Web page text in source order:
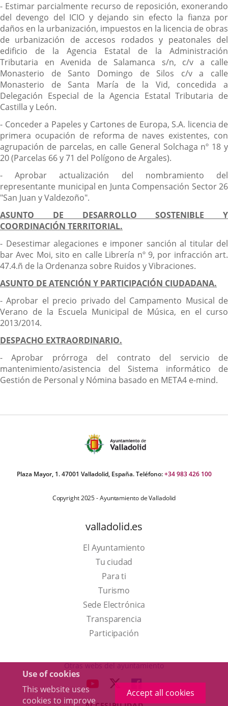
Use of cookies
This website uses
cookies to improve
Accept all cookies
- Estimar parcialmente recurso de reposición, exonerando
del devengo del ICIO y dejando sin efecto la fianza por
daños en la urbanización, impuestos en la licencia de obras
de urbanización de accesos rodados y peatonales del
edificio de la Agencia Estatal de la Administración
Tributaria en Avenida de Salamanca s/n, c/v a calle
Monasterio de Santo Domingo de Silos c/v a calle
Monasterio de Santa María de la Vid, concedida a
Delegación Especial de la Agencia Estatal Tributaria de
Castilla y León.
- Conceder a Papeles y Cartones de Europa, S.A. licencia de
primera ocupación de reforma de naves existentes, con
agrupación de parcelas, en calle General Solchaga nº 18 y
20 (Parcelas 66 y 71 del Polígono de Argales).
- Aprobar actualización del nombramiento del
representante municipal en Junta Compensación Sector 26
"San Juan y Valdezoño".
ASUNTO DE DESARROLLO SOSTENIBLE Y
COORDINACIÓN TERRITORIAL.
- Desestimar alegaciones e imponer sanción al titular del
bar Avec Moi, sito en calle Librería nº 9, por infracción art.
47.4.ñ de la Ordenanza sobre Ruidos y Vibraciones.
ASUNTO DE ATENCIÓN Y PARTICIPACIÓN CIUDADANA.
- Aprobar el precio privado del Campamento Musical de
Verano de la Escuela Municipal de Música, en el curso
2013/2014.
DESPACHO EXTRAORDINARIO.
- Aprobar prórroga del contrato del servicio de
mantenimiento/asistencia del Sistema informático de
Gestión de Personal y Nómina basado en META4 e-mind.
Plaza Mayor, 1. 47001 Valladolid, España. Teléfono:+34 983 426 100
Copyright 2025 - Ayuntamiento de Valladolid
valladolid.es
El Ayuntamiento
Tu ciudad
Para ti
TurismoThis
link
will
open
a
up
Sede Electrónica
Transparencia
Participación
Otras webs del ayuntamiento
LINK LINK
TO
LINK
TO